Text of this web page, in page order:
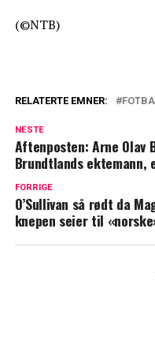
(©NTB)
RELATERTE EMNER:
NESTE
Aftenposten: Arne Olav
Brundtlands ektemann,
FORRIGE
O’Sullivan så rødt da
knepen seier til